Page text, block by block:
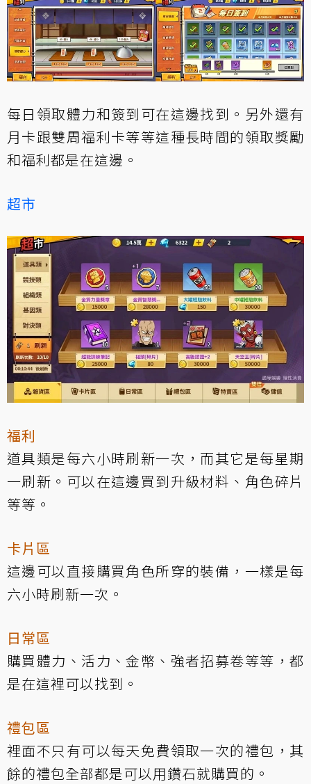
每日領取體力和簽到可在這邊找到。另外還有
月卡跟雙周福利卡等等這種長時間的領取獎勵
和福利都是在這邊。
超市
福利
道具類是每六小時刷新一次，而其它是每星期
一刷新。可以在這邊買到升級材料、角色碎片
等等。
卡片區
這邊可以直接購買角色所穿的裝備，一樣是每
六小時刷新一次。
日常區
購買體力、活力、金幣、強者招募卷等等，都
是在這裡可以找到。
禮包區
裡面不只有可以每天免費領取一次的禮包，其
餘的禮包全部都是可以用鑽石就購買的。